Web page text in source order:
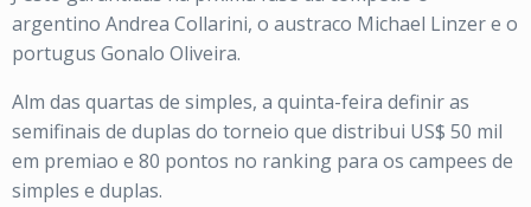
argentino Andrea Collarini, o austraco Michael Linzer e o
portugus Gonalo Oliveira.
Alm das quartas de simples, a quinta-feira definir as
semifinais de duplas do torneio que distribui US$ 50 mil
em premiao e 80 pontos no ranking para os campees de
simples e duplas.